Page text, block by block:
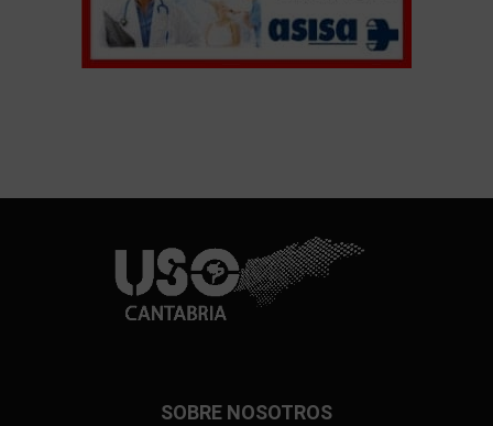
SOBRE NOSOTROS